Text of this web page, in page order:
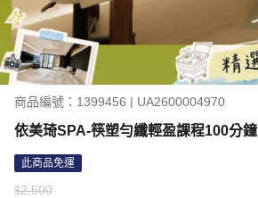
商品編號：1399456 | UA2600004970
依美琦SPA-筷塑勻纖輕盈課程100分鐘
此商品免運
$2,500